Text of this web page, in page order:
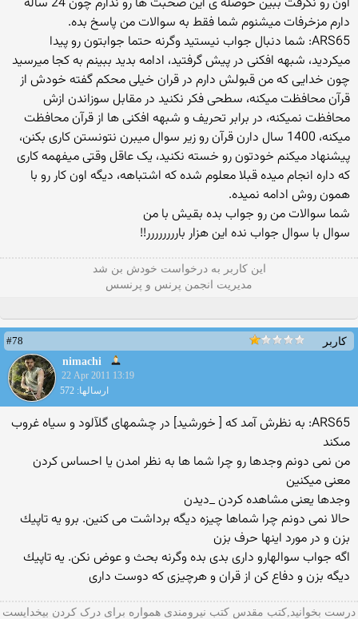
دارم مزخرفات میشنوم شما فقط به سوالات من پاسخ بده.
ARS65: شما دنبال جواب نیستید وگرنه حتما جوابتون رو پیدا
میکردید، شبهه افکنی در پیش گرفتید، ادامه بدید ببینم به کجا میرسید
چون خدایی که من قبولش دارم در قران خیلی محکم گفته خودش از
قرآن محافظت میکنه، سطحی فکر نکنید در مقابل سوزاندن ازش
محافظت نمیکنه، در برابر تحریف و شبهه افکنی ها از قرآن محافظت
میکنه، 1400 سال دارن قرآن رو زیر سوال میبرن نتونستن کاری بکنن،
پیشنهاد میکنم خودتون رو خسته نکنید، یک عاقل وقتی میفهمه کاری
که داره انجام میده قبلا معلوم شده که اشتباهه، دیگه اون کار رو با
همون روش ادامه نمیده.
شما سوالات من رو جواب بده بقیش با من
سوال با سوال جواب نده این هزار بارررررررر!!
این كاربر به درخواست خودش بن شد
مدیریت انجمن پرنس و پرنسس
کاربر
#78
nimachi
22 Apr 2011 13:19
ارسالها: 572
ARS65: به نظرش آمد كه [ خورشيد] در چشمه‏اى گل‏آلود و سياه غروب
مى‏كند
من نمی دونم وجدها رو چرا شما ها به نظر امدن یا احساس كردن
معنی میكنین
وجدها یعنی مشاهده كردن _دیدن
حالا نمی دونم چرا شماها چیزه دیگه برداشت می كنین. برو یه تاپیك
بزن و در مورد اینها حرف بزن
اگه جواب سوالهارو داری بدی بده وگرنه بحث و عوض نكن. یه تاپیك
دیگه بزن و دفاع كن از قران و هرچیزی كه دوست داری
درست بخوانید,کتب مقدس کتب نیرومندی همواره برای درک کردن بیخدایست